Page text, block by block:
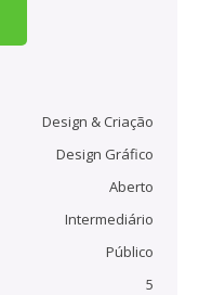
Design & Criação
Design Gráfico
Aberto
Intermediário
Público
5